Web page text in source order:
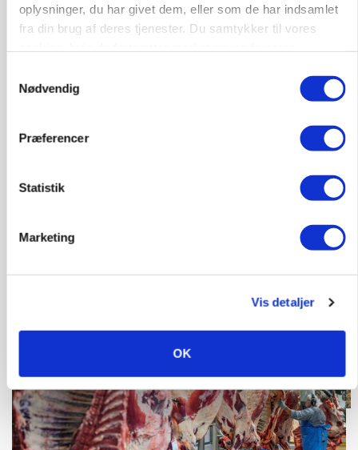
oplysninger, du har givet dem, eller som de har indsamlet
fra din brug af deres tjenester. Du samtykker til vores
Nødvendig
Præferencer
Statistik
Marketing
Vis detaljer
OK
PLANTER
Før såmaskinen kører: Her er efterårets største